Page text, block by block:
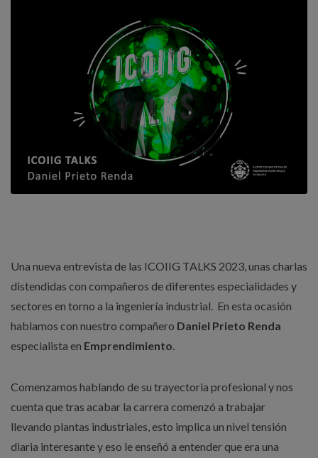
Una nueva entrevista de las ICOIIG TALKS 2023, unas charlas
distendidas con compañeros de diferentes especialidades y
sectores en torno a la ingeniería industrial. En esta ocasión
hablamos con nuestro compañero Daniel Prieto Renda
especialista en Emprendimiento
Comenzamos hablando de su trayectoria profesional y nos
cuenta que tras acabar la carrera comenzó a trabajar
llevando plantas industriales, esto implica un nivel tensión
diaria interesante y eso le enseñó a entender que era una